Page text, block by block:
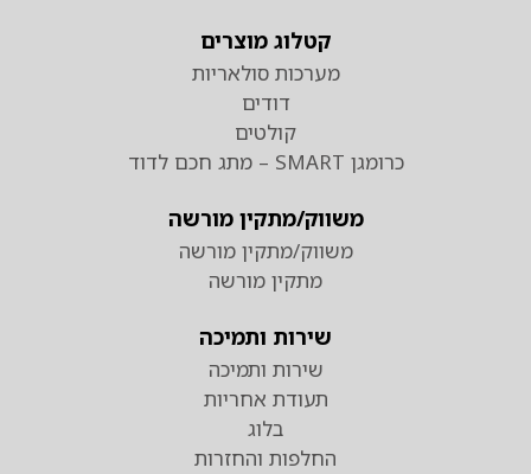
קטלוג מוצרים
מערכות סולאריות
דודים
קולטים
כרומגן SMART – מתג חכם לדוד
משווק/מתקין מורשה
משווק/מתקין מורשה
מתקין מורשה
שירות ותמיכה
שירות ותמיכה
תעודת אחריות
בלוג
החלפות והחזרות